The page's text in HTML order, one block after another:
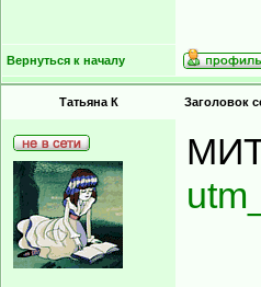
Вернуться к началу
Татьяна К Заголовок